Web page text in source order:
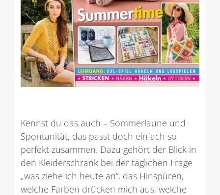
Kennst du das auch – Sommerlaune und
Spontanität, das passt doch einfach so
perfekt zusammen. Dazu gehört der Blick in
den Kleiderschrank bei der täglichen Frage
„was ziehe ich heute an“, das Hinspüren,
welche Farben drücken mich aus, welche